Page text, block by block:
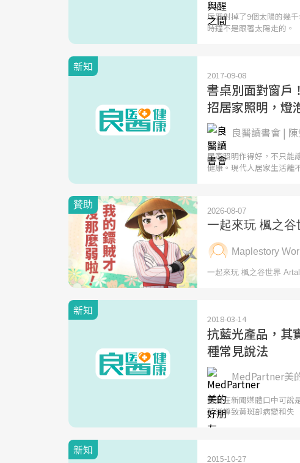
后羿射掉了9個太陽的幾
時鐘不是跟著太陽走的。
新知
2017-09-08
書桌別面對窗戶
招居家照明，燈
良醫讀書會 |
居家照明作得好，不只能
健康。現代人居家生活離
新知
2018-03-14
抗藍光產品，其
種常見說法
MedPartner美
藍光在新聞媒體口中可說
藍光導致黃斑部病變和失
新知
2015-10-27